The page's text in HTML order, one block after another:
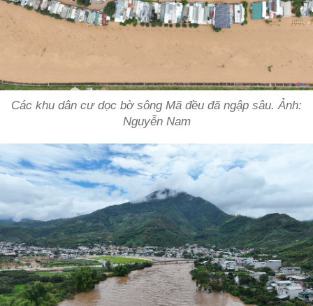
Các khu dân cư dọc bờ sông Mã đều đã ngập sâu. Ảnh:
Nguyễn Nam